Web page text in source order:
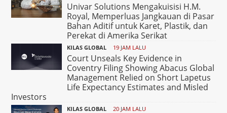
Univar Solutions Mengakuisisi H.M.
Royal, Memperluas Jangkauan di Pasar
Bahan Aditif untuk Karet, Plastik, dan
Perekat di Amerika Serikat
KILAS GLOBAL 19 JAM LALU
Court Unseals Key Evidence in
Coventry Filing Showing Abacus Global
Management Relied on Short Lapetus
Life Expectancy Estimates and Misled
Investors
KILAS GLOBAL 20 JAM LALU